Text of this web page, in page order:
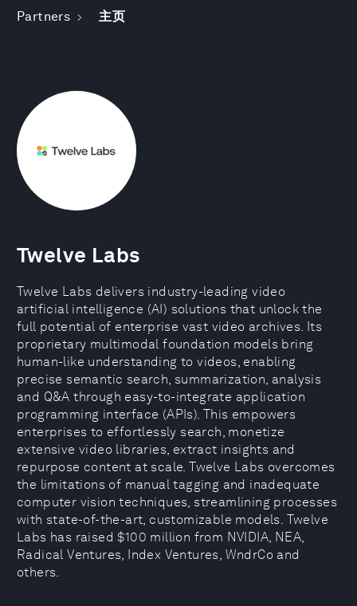
Partners 主页
Twelve Labs
Twelve Labs delivers industry-leading video
artificial intelligence (AI) solutions that unlock the
full potential of enterprise vast video archives. Its
proprietary multimodal foundation models bring
human-like understanding to videos, enabling
precise semantic search, summarization, analysis
and Q&A through easy-to-integrate application
programming interface (APIs). This empowers
enterprises to effortlessly search, monetize
extensive video libraries, extract insights and
repurpose content at scale. Twelve Labs overcomes
the limitations of manual tagging and inadequate
computer vision techniques, streamlining processes
with state-of-the-art, customizable models. Twelve
Labs has raised $100 million from NVIDIA, NEA,
Radical Ventures, Index Ventures, WndrCo and
others.